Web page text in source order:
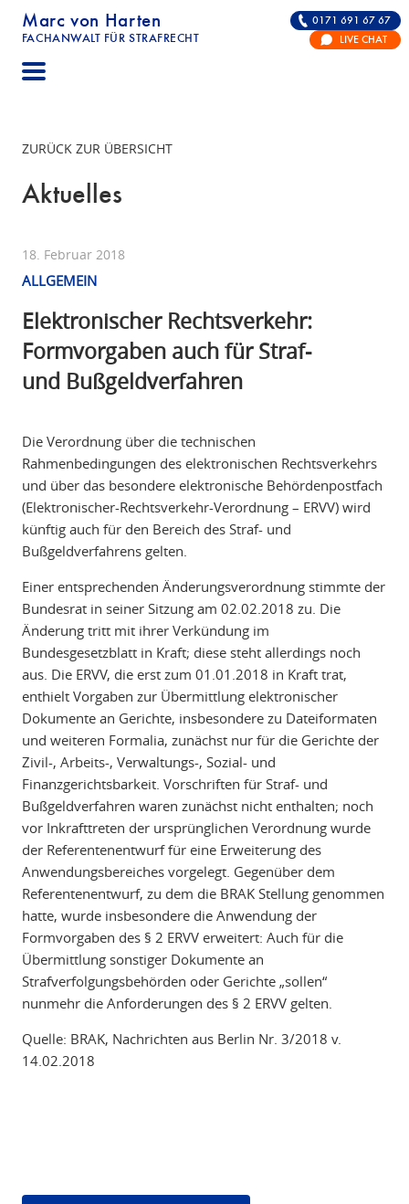
Marc von Harten
FACHANWALT FÜR STRAFRECHT
STRAFRECHT | RECHTSANWALT FÜR DIE
0171 691 67 67
LIVE CHAT
ZURÜCK ZUR ÜBERSICHT
Aktuelles
18. Februar 2018
ALLGEMEIN
Elektronischer Rechtsverkehr:
Formvorgaben auch für Straf-
und Bußgeldverfahren
Die Verordnung über die technischen
Rahmenbedingungen des elektronischen Rechtsverkehrs
und über das besondere elektronische Behördenpostfach
(Elektronischer-Rechtsverkehr-Verordnung – ERVV) wird
künftig auch für den Bereich des Straf- und
Bußgeldverfahrens gelten.
Einer entsprechenden Änderungsverordnung stimmte der
Bundesrat in seiner Sitzung am 02.02.2018 zu. Die
Änderung tritt mit ihrer Verkündung im
Bundesgesetzblatt in Kraft; diese steht allerdings noch
aus. Die ERVV, die erst zum 01.01.2018 in Kraft trat,
enthielt Vorgaben zur Übermittlung elektronischer
Dokumente an Gerichte, insbesondere zu Dateiformaten
und weiteren Formalia, zunächst nur für die Gerichte der
Zivil-, Arbeits-, Verwaltungs-, Sozial- und
Finanzgerichtsbarkeit. Vorschriften für Straf- und
Bußgeldverfahren waren zunächst nicht enthalten; noch
vor Inkrafttreten der ursprünglichen Verordnung wurde
der Referentenentwurf für eine Erweiterung des
Anwendungsbereiches vorgelegt. Gegenüber dem
Referentenentwurf, zu dem die BRAK Stellung genommen
hatte, wurde insbesondere die Anwendung der
Formvorgaben des § 2 ERVV erweitert: Auch für die
Übermittlung sonstiger Dokumente an
Strafverfolgungsbehörden oder Gerichte „sollen“
nunmehr die Anforderungen des § 2 ERVV gelten.
Quelle: BRAK, Nachrichten aus Berlin Nr. 3/2018 v.
14.02.2018